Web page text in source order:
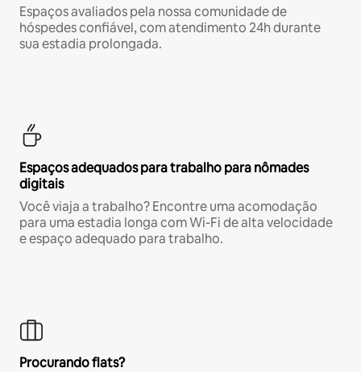
Espaços avaliados pela nossa comunidade de
hóspedes confiável, com atendimento 24h durante
sua estadia prolongada.
Espaços adequados para trabalho para nômades
digitais
Você viaja a trabalho? Encontre uma acomodação
para uma estadia longa com Wi-Fi de alta velocidade
e espaço adequado para trabalho.
Procurando flats?